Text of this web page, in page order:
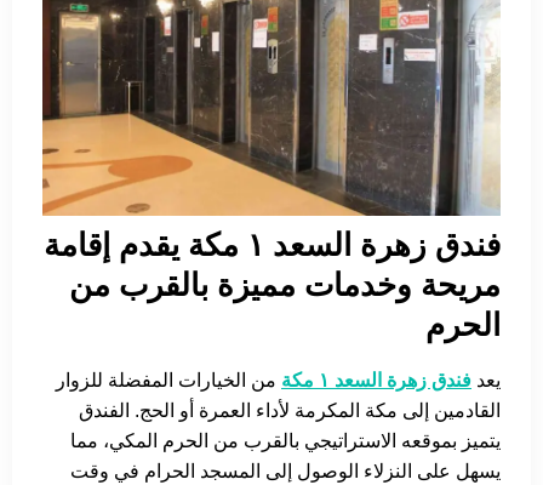
فندق زهرة السعد ١ مكة يقدم إقامة
مريحة وخدمات مميزة بالقرب من
الحرم
يعد فندق زهرة السعد ١ مكة
من الخيارات المفضلة للزوار
القادمين إلى مكة المكرمة لأداء العمرة أو الحج. الفندق
يتميز بموقعه الاستراتيجي بالقرب من الحرم المكي، مما
يسهل على النزلاء الوصول إلى المسجد الحرام في وقت